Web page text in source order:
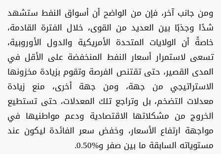
ومن جانب آخر، فإن من الواضح أن أسواق النفط ستشهد
شدًا وجذبًا بين العديد من القوى، خلال الفترة القادمة،
خاصةً أن الولايات المتحدة الأمريكية والدول الأوروبية،
تسعى لاستمرار أسعار النفط المنخفضة على الأقل في
المدى القصير، حتى تقتنص الفرصة وتقوم بزيادة مخزونها
الاستراتيجي من جهة، ومن جهة أخرى، منع زيادة
معدلات التضخم، بل وتراجع تلك المعدلات، حتى تستطيع
الخروج من مشكلاتها الاقتصادية ودعم مواطنيها في
مواجهة ارتفاع الأسعار، وخفض سعر الفائدة ليكون عند
مستوياته السابقة ما بين صفر و%0.50.